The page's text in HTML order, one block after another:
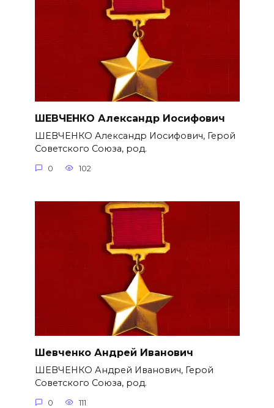
ШЕВЧЕНКО Александр Иосифович
ШЕВЧЕНКО Александр Иосифович, Герой
Советского Союза, род.
0 102
Шевченко Андрей Иванович
ШЕВЧЕНКО Андрей Иванович, Герой
Советского Союза, род.
0 111